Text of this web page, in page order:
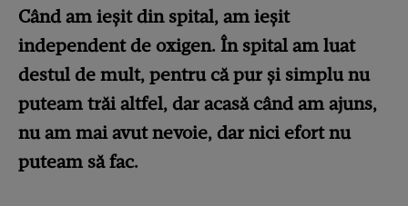
Când am ieşit din spital, am ieşit
independent de oxigen. În spital am luat
destul de mult, pentru că pur şi simplu nu
puteam trăi altfel, dar acasă când am ajuns,
nu am mai avut nevoie, dar nici efort nu
puteam să fac.